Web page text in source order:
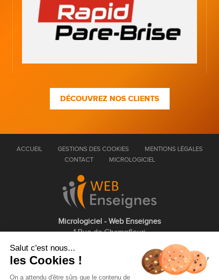
DÉCOUVREZ NOS CLIENTS
ACCUEIL GESTIONS DES COOKIES
MENTIONS LÉGALES
CONTACT
MICROLOGICIEL
Micrologiciel - Web Enseignes
1 Rue de Champfleuri
01 75 43 63 60
Salut c'est nous...
les Cookies !
On a attendu d'être sûrs que le contenu de